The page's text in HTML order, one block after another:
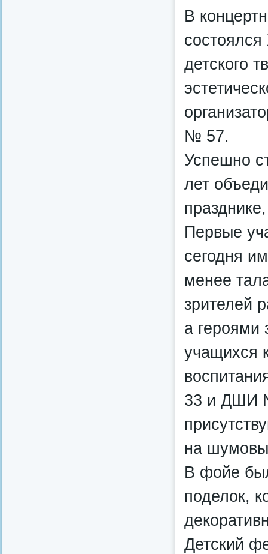
В
детского
№ 57.
Успешно
лет
Первые
сегодня
менее
зрителей
а героями
учащихся
33 и ДШИ
на
В фойе
поделок,
Детский